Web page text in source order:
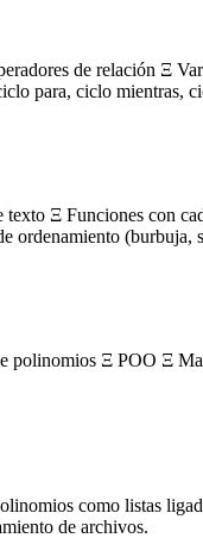
de relación Ξ
para, ciclo mientras,
texto Ξ Funciones con
ordenamiento
polinomios Ξ POO Ξ
como listas
de archivos.